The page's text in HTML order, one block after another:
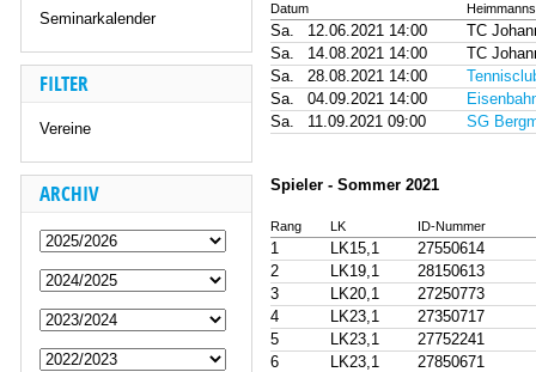
Seminarkalender
FILTER
Vereine
ARCHIV
Datum
Sa. 12.06.2021 14:00
TC
Sa.
14.08.2021 14:00
TC
Sa.
28.08.2021 14:00
Sa.
04.09.2021 14:00
Sa.
11.09.2021 09:00 SG
Spieler - Sommer 2021
Rang LK ID-Nummer
1 LK15,1
27550614
2
LK19,1
28150613
3
LK20,1
27250773
4
LK23,1
27350717
5
LK23,1
27752241
6
LK23,1
27850671